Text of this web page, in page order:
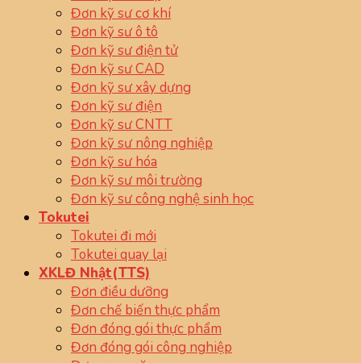
Đơn kỹ sư cơ khí
Đơn kỹ sư ô tô
Đơn kỹ sư điện tử
Đơn kỹ sư CAD
Đơn kỹ sư xây dựng
Đơn kỹ sư điện
Đơn kỹ sư CNTT
Đơn kỹ sư nông nghiệp
Đơn kỹ sư hóa
Đơn kỹ sư môi trường
Đơn kỹ sư công nghệ sinh học
Tokutei
Tokutei đi mới
Tokutei quay lại
XKLĐ Nhật(TTS)
Đơn điều dưỡng
Đơn chế biến thực phẩm
Đơn đóng gói thực phẩm
Đơn đóng gói công nghiệp